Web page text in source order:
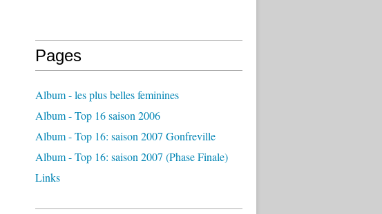
Pages
Album - les plus belles feminines
Album - Top 16 saison 2006
Album - Top 16: saison 2007 Gonfreville
Album - Top 16: saison 2007 (Phase Finale)
Links